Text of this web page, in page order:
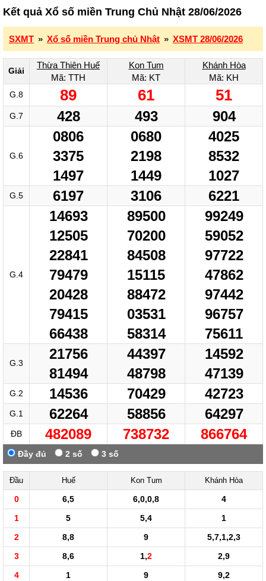
Kết quả Xổ số miền Trung Chủ Nhật 28/06/2026
SXMT » Xổ số miền Trung chủ Nhật » XSMT 28/06/2026
Giải
Thừa Thiên Huế
Mã: TTH
Kon Tum
Mã: KT
Khánh Hòa
Mã: KH
G.8 89 61 51
G.7 428 493 904
G.6
0806
3375
1497
0680
2198
1449
4025
8532
1027
G.5 6197 3106 6221
G.4
14693
12505
22841
79479
20428
79415
66438
89500
70200
84508
15115
88472
03531
58314
99249
59052
97722
47862
97442
96757
75611
G.3
21756
81494
44397
48798
14592
47139
G.2 14536 70429 42723
G.1 62264 58856 64297
ĐB 482089 738732 866764
Đầy đủ 2 số 3 số
Đầu Huế Kon Tum Khánh Hòa
0 6,5 6,0,0,8
4
1
5 5,4
1
2
8,8 9
5,7,1,2,3
3
8,6 1,2
2,9
4
1 9
9,2